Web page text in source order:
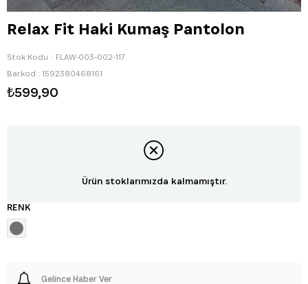
Relax Fit Haki Kumaş Pantolon
Stok Kodu
FLAW-003-002-117
Barkod : 1592380468161
₺599,90
Ürün stoklarımızda kalmamıştır.
RENK
Gelince Haber Ver